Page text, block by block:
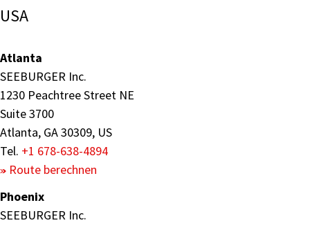
USA
Atlanta
SEEBURGER Inc.
1230 Peachtree Street NE
Suite 3700
Atlanta, GA 30309, US
Tel. +1 678-638-4894
Route berechnen
Phoenix
SEEBURGER Inc.